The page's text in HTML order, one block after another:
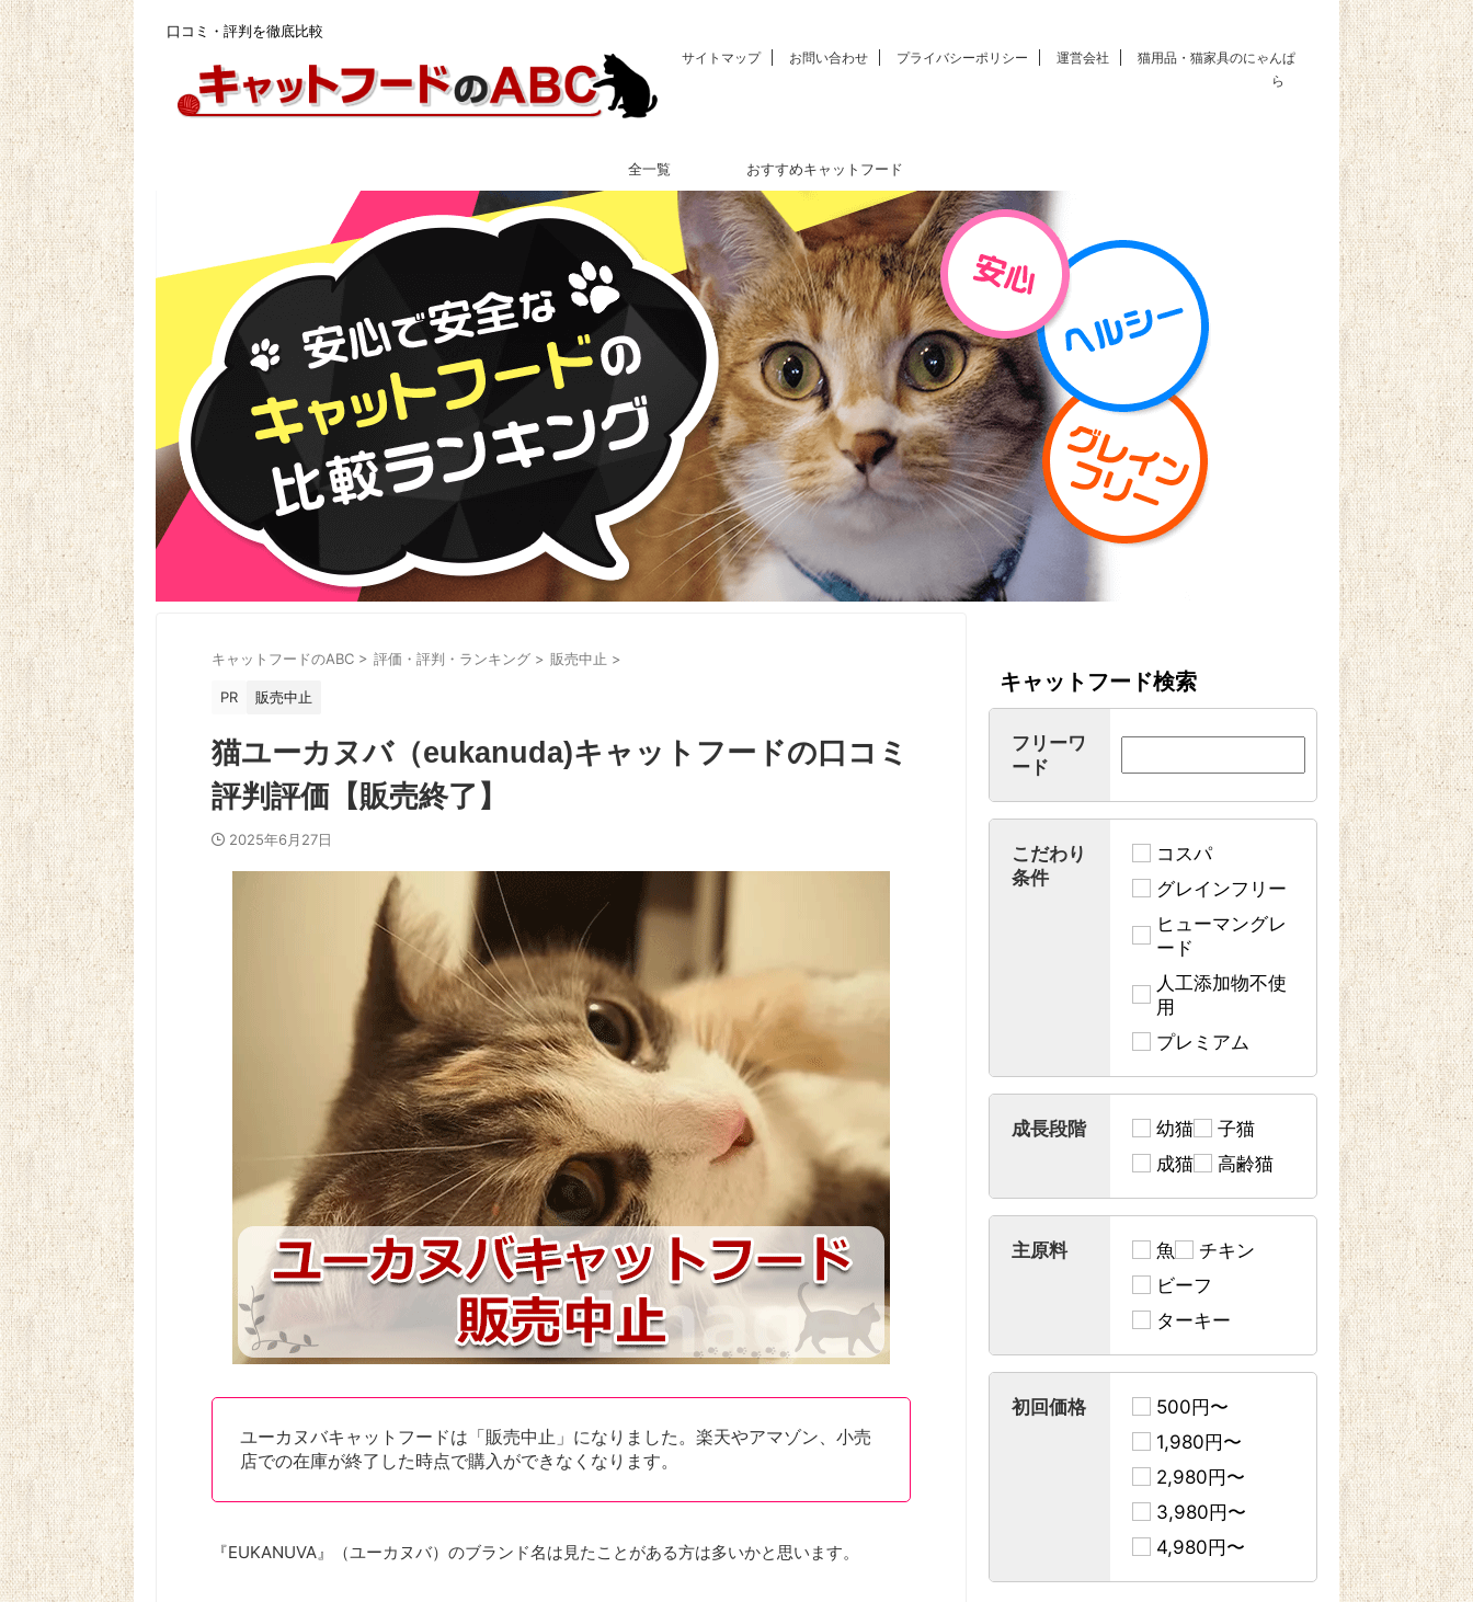
口コミ・評判を徹底比較
サイトマップ お問い合わせ プライバシーポリシー 運営会社
猫用品・猫家具のにゃんぱ
ら
全一覧 おすすめキャットフード
キャットフードのABC > 評価・評判・ランキング > 販売中止 >
PR 販売中止
猫ユーカヌバ（eukanuda)キャットフードの口コミ
評判評価【販売終了】
2025年6月27日
ユーカヌバキャットフードは「販売中止」になりました。楽天やアマゾン、小売
店での在庫が終了した時点で購入ができなくなります。
『EUKANUVA』（ユーカヌバ）のブランド名は見たことがある方は多いかと思います。
キャットフード検索
フリーワ
ード
こだわり
条件
コスパ
グレインフリー
ヒューマングレ
ード
人工添加物不使
用
プレミアム
成長段階 幼猫
子猫
成猫
高齢猫
主原料 魚
チキン
ビーフ
ターキー
初回価格
500円〜
1,980円〜
2,980円〜
3,980円〜
4,980円〜